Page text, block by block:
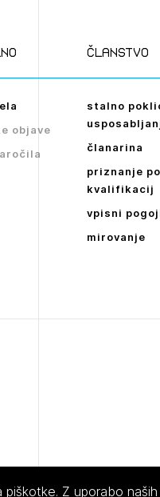
objave
članstvo
stalno
članarina
priznanje
kvalifikacij
vpisni
mirovanje
Z uporabo